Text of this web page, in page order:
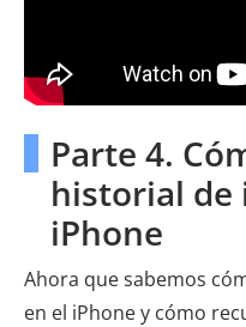
Parte 4.
historial de
iPhone
Ahora que sabemos
en el iPhone y cómo